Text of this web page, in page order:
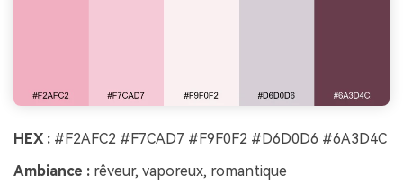
HEX : #F2AFC2 #F7CAD7 #F9F0F2 #D6D0D6 #6A3D4C
Ambiance : rêveur, vaporeux, romantique